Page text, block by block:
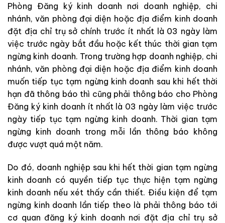
Phòng Đăng ký kinh doanh nơi doanh nghiệp, chi
nhánh, văn phòng đại diện hoặc địa điểm kinh doanh
đặt địa chỉ trụ sở chính trước ít nhất là 03 ngày làm
việc trước ngày bắt đầu hoặc kết thúc thời gian tạm
ngừng kinh doanh. Trong trường hợp doanh nghiệp, chi
nhánh, văn phòng đại diện hoặc địa điểm kinh doanh
muốn tiếp tục tạm ngừng kinh doanh sau khi hết thời
hạn đã thông báo thì cũng phải thông báo cho Phòng
Đăng ký kinh doanh ít nhất là 03 ngày làm việc trước
ngày tiếp tục tạm ngừng kinh doanh. Thời gian tạm
ngừng kinh doanh trong mỗi lần thông báo không
được vượt quá một năm.
Do đó, doanh nghiệp sau khi hết thời gian tạm ngừng
kinh doanh có quyền tiếp tục thực hiện tạm ngừng
kinh doanh nếu xét thấy cần thiết. Điều kiện để tạm
ngừng kinh doanh lần tiếp theo là phải thông báo tới
cơ quan đăng ký kinh doanh nơi đặt địa chỉ trụ sở